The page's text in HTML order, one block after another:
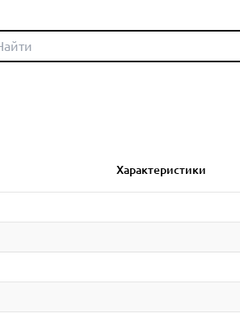
Характеристики